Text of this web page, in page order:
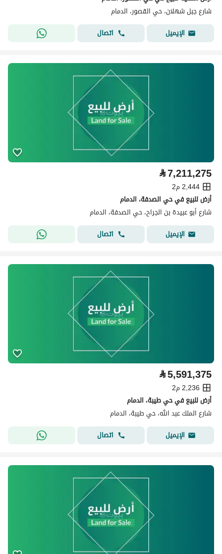
شارع جبل شهلان، حي القصور، الدمام
الإيميل
اتصال
⃁7,211,275
2,444 م2
أرض للبيع في حي الصدفة، الدمام
شارع أبو عبيدة بن الجراح، حي الصدفة، الدمام
الإيميل
اتصال
⃁5,591,375
2,236 م2
أرض للبيع في حي طيبة، الدمام
شارع الملك عبد الله، حي طيبة، الدمام
الإيميل
اتصال